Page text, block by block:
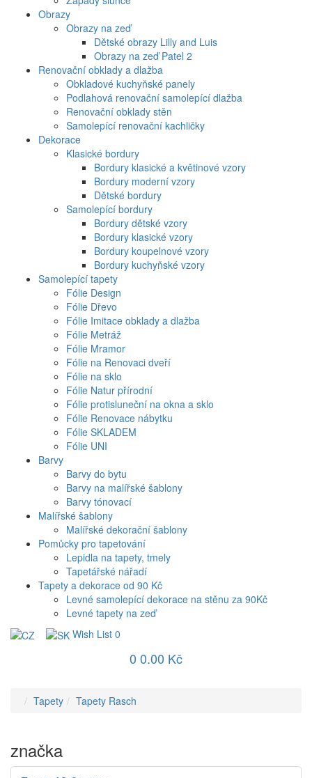
Obrazy
Obrazy na zeď
Dětské obrazy Lilly and Luis
Obrazy na zeď Patel 2
Renovační obklady a dlažba
Obkladové kuchyňské panely
Podlahová renovační samolepící dlažba
Renovační obklady stěn
Samolepící renovační kachličky
Dekorace
Klasické bordury
Bordury klasické a květinové vzory
Bordury moderní vzory
Dětské bordury
Samolepící bordury
Bordury dětské vzory
Bordury klasické vzory
Bordury koupelnové vzory
Bordury kuchyňské vzory
Samolepící tapety
Fólie Design
Fólie Dřevo
Fólie Imitace obklady a dlažba
Fólie Metráž
Fólie Mramor
Fólie na Renovaci dveří
Fólie na sklo
Fólie Natur přírodní
Fólie protisluneční na okna a sklo
Fólie Renovace nábytku
Fólie SKLADEM
Fólie UNI
Barvy
Barvy do bytu
Barvy na malířské šablony
Barvy tónovací
Malířské šablony
Malířské dekorační šablony
Pomůcky pro tapetování
Lepidla na tapety, tmely
Tapetářské nářadí
Tapety a dekorace od 90 Kč
Levné samolepící dekorace na stěnu za 90Kč
Levné tapety na zeď
Wish List 0
0 0.00 Kč
Tapety Tapety Rasch
značka